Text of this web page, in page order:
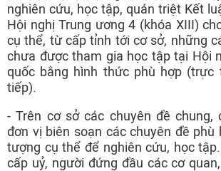
nghiên cứu, học tập, quán triệt Kết
Hội nghị Trung ương 4 (khóa XIII)
cụ thể, từ cấp tỉnh tới cơ sở, những
chưa được tham gia học tập tại Hội
quốc bằng hình thức phù hợp (trực
tiếp).
- Trên cơ sở các chuyên đề chung,
đơn vị biên soạn các chuyên đề phù
tượng cụ thể để nghiên cứu, học
cấp uỷ, người đứng đầu các cơ